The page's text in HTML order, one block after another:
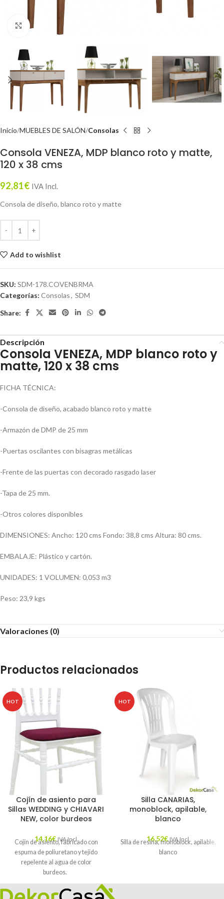
Click to enlarge
Inicio MUEBLES DE SALÓN Consolas
Consola VENEZA, MDP blanco roto y matte,
120 x 38 cms
92,81€ IVA Incl.
Consola de diseño, blanco roto y matte
Add to wishlist
SKU: SDM-178.COVENBRMA
Categorías: Consolas, SDM
Share:
Descripción
Consola VENEZA, MDP blanco roto y
matte, 120 x 38 cms
FICHA TÉCNICA:
-Consola de diseño, acabado blanco roto y matte
-Armazón de DMP de 25 mm
-Puertas oscilantes con bisagras metálicas
-Frente de las puertas con decorado rasgado laser
-Tapa de 25 mm.
-Otros colores disponibles
DIMENSIONES: Ancho: 120 cms Fondo: 38,8 cms Altura: 80 cms.
EMBALAJE: Plástico y cartón.
UNIDADES: 1 VOLUMEN: 0,053 m3
Peso: 23,9 kgs
Valoraciones (0)
Productos relacionados
HOT
Cojín de asiento para
Sillas WEDDING y CHIAVARI
NEW, color burdeos
14,16€ IVA Incl.
Cojín de asiento, fabricado con
espuma de poliuretano y tejido
repelente al agua de color
burdeos.
HOT
Silla CANARIAS,
monoblock, apilable,
blanco
16,52€ IVA Incl.
Silla de resina, monoblock, apilable,
blanco